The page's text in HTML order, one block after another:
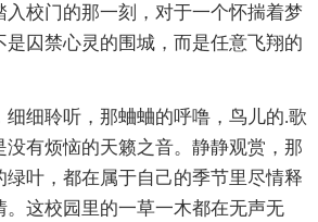
入校门的那一刻，对于一个怀揣着梦
是囚禁心灵的围城，而是任意飞翔的
细细聆听，那蛐蛐的呼噜，鸟儿的.歌
没有烦恼的天籁之音。静静观赏，那
绿叶，都在属于自己的季节里尽情释
。这校园里的一草一木都在无声无